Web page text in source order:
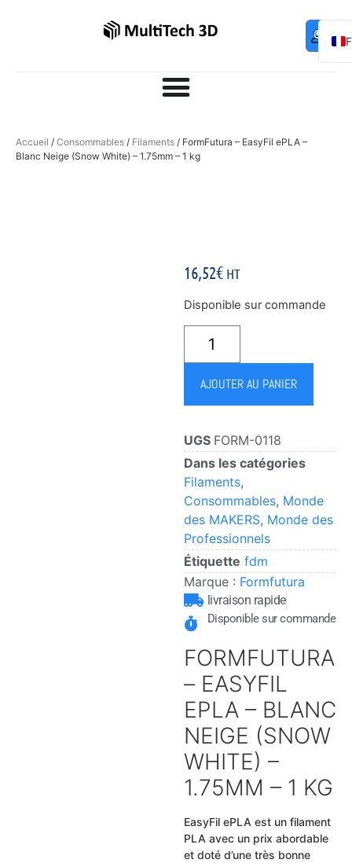
0,00 €
Accueil / Consommables / Filaments / FormFutura – EasyFil ePLA –
Blanc Neige (Snow White) – 1.75mm – 1 kg
16,52€ HT
Disponible sur commande
AJOUTER AU PANIER
UGS FORM-0118
Dans les catégories
Filaments,
Consommables, Monde
des MAKERS, Monde des
Professionnels
Étiquette fdm
Marque : Formfutura
livraison rapide
Disponible sur commande
FORMFUTURA
– EASYFIL
EPLA – BLANC
NEIGE (SNOW
WHITE) –
1.75MM – 1 KG
EasyFil ePLA est un filament
PLA avec un prix abordable
et doté d’une très bonne